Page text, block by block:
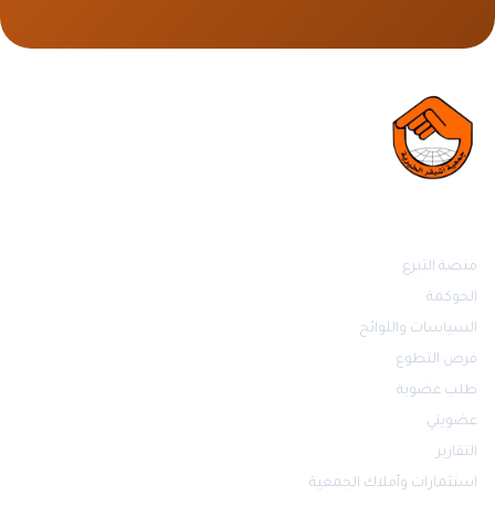
منصة التبرع
الحوكمة
السياسات واللوائح
فرص التطوع
طلب عضوية
عضويتي
التقارير
استثمارات وأملاك الجمعية